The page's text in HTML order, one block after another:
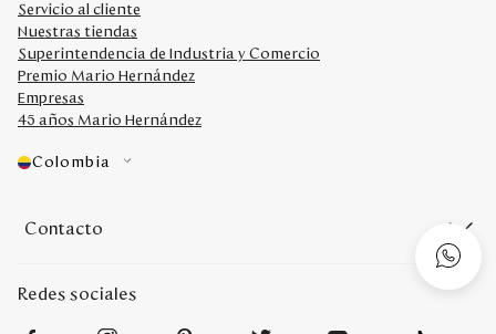
Servicio al cliente
Nuestras tiendas
Superintendencia de Industria y Comercio
Premio Mario Hernández
Empresas
45 años Mario Hernández
Colombia
Contacto
Redes sociales